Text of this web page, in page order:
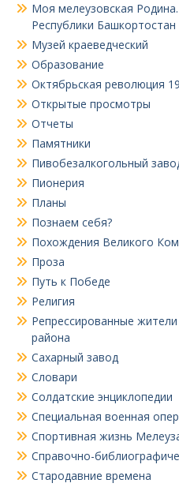
Моя мелеузовская
Республики Башкортостан
Музей краеведческий
Образование
Октябрьская революция
Открытые просмотры
Отчеты
Памятники
Пивобезалкогольный
Пионерия
Планы
Познаем себя?
Похождения Великого
Проза
Путь к Победе
Религия
Репрессированные
района
Сахарный завод
Словари
Солдатские энциклопедии
Специальная военная
Спортивная жизнь
Справочно-
Стародавние времена